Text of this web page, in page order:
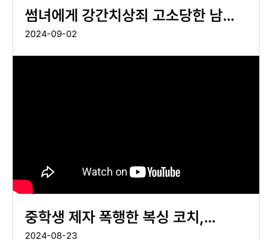
썸녀에게 강간치상죄 고소당한 남성,
'기소유예 성공사례'
2024-09-02
중학생 제자 폭행한 복싱 코치,
2024-08-23